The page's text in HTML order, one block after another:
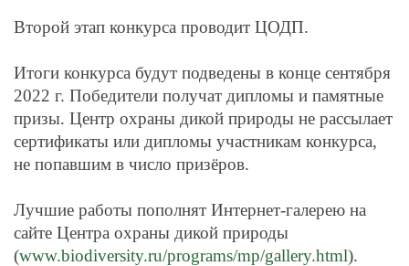
Второй этап конкурса проводит ЦОДП.
Итоги конкурса будут подведены в конце сентября
2022 г. Победители получат дипломы и памятные
призы. Центр охраны дикой природы не рассылает
сертификаты или дипломы участникам конкурса,
не попавшим в число призёров.
Лучшие работы пополнят Интернет-галерею на
сайте Центра охраны дикой природы
(www.biodiversity.ru/programs/mp/gallery.html).